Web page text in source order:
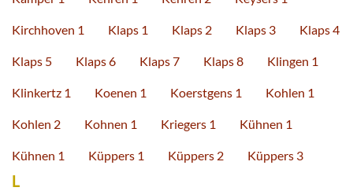
Kirchhoven 1 Klaps 1 Klaps 2 Klaps 3 Klaps 4
Klaps 5 Klaps 6 Klaps 7 Klaps 8 Klingen 1
Klinkertz 1 Koenen 1 Koerstgens 1 Kohlen 1
Kohlen 2 Kohnen 1 Kriegers 1 Kühnen 1
Kühnen 1 Küppers 1 Küppers 2 Küppers 3
L